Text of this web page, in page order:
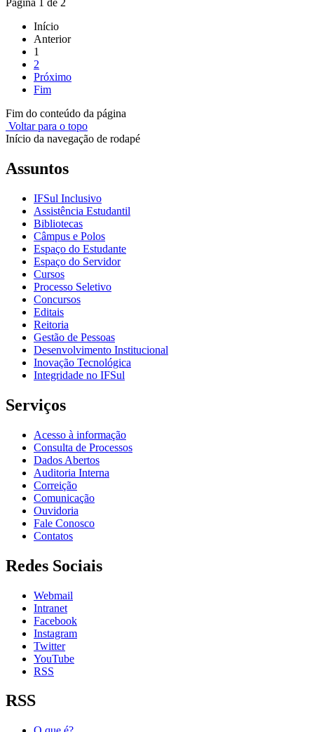
Página 1 de 2
Início
Anterior
1
2
Próximo
Fim
Fim do conteúdo da página
Voltar para o topo
Início da navegação de rodapé
Assuntos
IFSul Inclusivo
Assistência Estudantil
Bibliotecas
Câmpus e Polos
Espaço do Estudante
Espaço do Servidor
Cursos
Processo Seletivo
Concursos
Editais
Reitoria
Gestão de Pessoas
Desenvolvimento Institucional
Inovação Tecnológica
Integridade no IFSul
Serviços
Acesso à informação
Consulta de Processos
Dados Abertos
Auditoria Interna
Correição
Comunicação
Ouvidoria
Fale Conosco
Contatos
Redes Sociais
Webmail
Intranet
Facebook
Instagram
Twitter
YouTube
RSS
RSS